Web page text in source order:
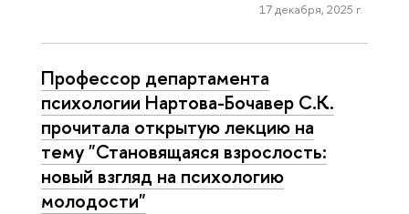
17 декабря, 2025 г.
Профессор департамента
психологии Нартова-Бочавер С.К.
прочитала открытую лекцию на
тему "Становящаяся взрослость:
новый взгляд на психологию
молодости"